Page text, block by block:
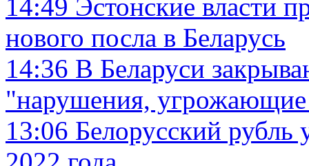
14:49 Эстонские власти
нового посла в Беларусь
14:36 В Беларуси
"нарушения,
13:06 Белорусский рубль